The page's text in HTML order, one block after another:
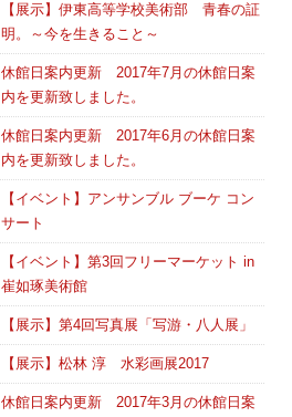
【展示】伊東高等学校美術部 青春の証
明。～今を生きること～
休館日案内更新 2017年7月の休館日案
内を更新致しました。
休館日案内更新 2017年6月の休館日案
内を更新致しました。
【イベント】アンサンブル ブーケ コン
サート
【イベント】第3回フリーマーケット in
崔如琢美術館
【展示】第4回写真展「写游・八人展」
【展示】松林 淳 水彩画展2017
休館日案内更新 2017年3月の休館日案